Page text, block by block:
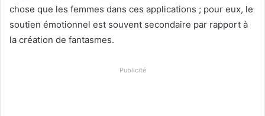
chose que les femmes dans ces applications ; pour eux, le
soutien émotionnel est souvent secondaire par rapport à
la création de fantasmes.
Publicité